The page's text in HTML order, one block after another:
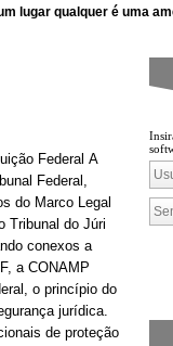
qualquer é uma ameaça
Federal A
Federal,
do Marco Legal
Tribunal do Júri
conexos a
a CONAMP
o princípio do
jurídica.
de proteção